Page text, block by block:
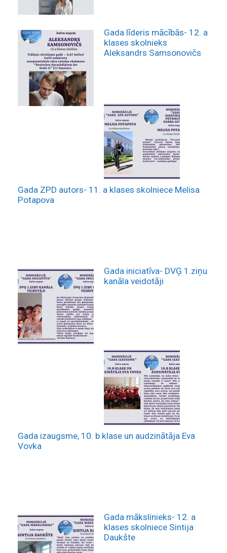
Gada līderis mācībās- 12. a
klases skolnieks
Aleksandrs Samsonovičs
Gada ZPD autors- 11. a klases skolniece Melisa
Potapova
Gada iniciatīva- DVĢ 1.ziņu
kanāla veidotāji
Gada izaugsme, 10. b klase un audzinātāja Eva
Vovka
Gada mākslinieks- 12. a
klases skolniece Sintija
Daukšte